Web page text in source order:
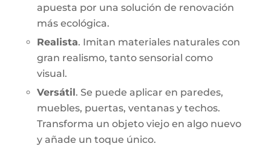
apuesta por una solución de renovación
más ecológica.
Realista. Imitan materiales naturales con
gran realismo, tanto sensorial como
visual.
Versátil . Se puede aplicar en paredes,
muebles, puertas, ventanas y techos.
Transforma un objeto viejo en algo nuevo
y añade un toque único.